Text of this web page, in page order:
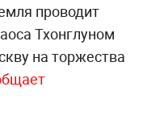
проводит
Тхонглуном
на торжества